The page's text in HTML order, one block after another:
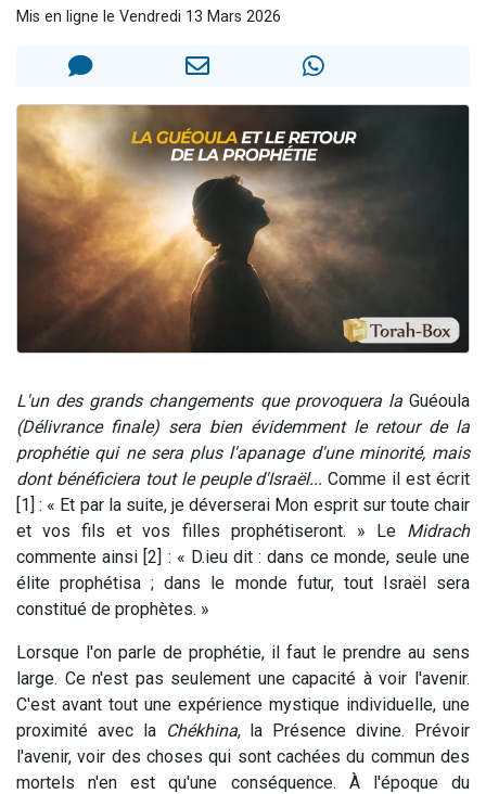
Il reste 49 places pour étudier en groupe sur Zoom
Mis en ligne le Vendredi 13 Mars 2026
L'un des grands changements que provoquera la Guéoula
(Délivrance finale) sera bien évidemment le retour de la
prophétie qui ne sera plus l'apanage d'une minorité, mais
dont bénéficiera tout le peuple d'Israël... Comme il est écrit
[1] : « Et par la suite, je déverserai Mon esprit sur toute chair
et vos fils et vos filles prophétiseront. » Le Midrach
commente ainsi [2] : « D.ieu dit : dans ce monde, seule une
élite prophétisa ; dans le monde futur, tout Israël sera
constitué de prophètes. »
Lorsque l'on parle de prophétie, il faut le prendre au sens
large. Ce n'est pas seulement une capacité à voir l'avenir.
C'est avant tout une expérience mystique individuelle, une
proximité avec la Chékhina, la Présence divine. Prévoir
l'avenir, voir des choses qui sont cachées du commun des
mortels n'en est qu'une conséquence. À l'époque du